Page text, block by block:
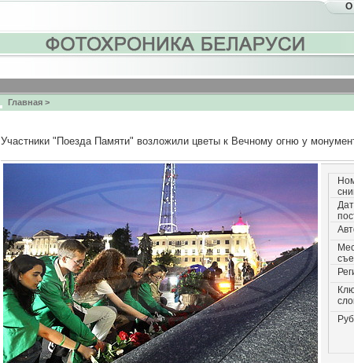
О
Главная >
Участники "Поезда Памяти" возложили цветы к Вечному огню у